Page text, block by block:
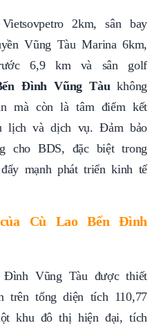
2km, sân bay
Vũng Tàu Marina 6km,
6,9 km và sân golf
Đình Vũng Tàu không
mà còn là tâm điểm kết
lịch và dịch vụ. Đảm bảo
cho BDS, đặc biệt trong
mạnh phát triển kinh tế
Cù Lao Bến Đình
Vũng Tàu được thiết
trên tổng diện tích 110,77
khu đô thị hiện đại, tích